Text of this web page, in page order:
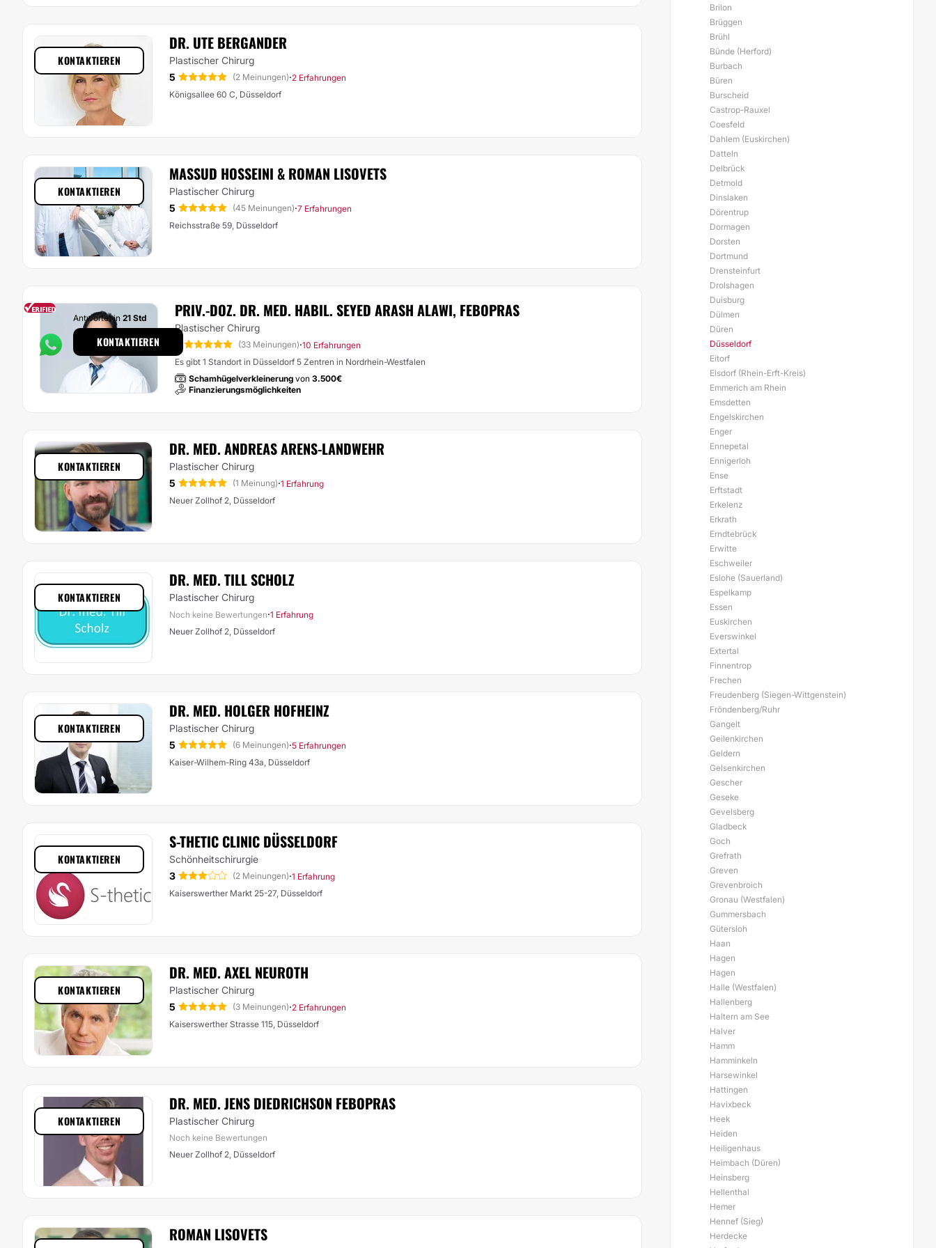
DR. UTE BERGANDER
Plastischer Chirurg
5
(2 Meinungen)·2 Erfahrungen
Königsallee 60 C, Düsseldorf
KONTAKTIEREN
MASSUD HOSSEINI & ROMAN LISOVETS
Plastischer Chirurg
5
(45 Meinungen)·7 Erfahrungen
Reichsstraße 59, Düsseldorf
KONTAKTIEREN
PRIV.-DOZ. DR. MED. HABIL. SEYED ARASH ALAWI, FEBOPRAS
Plastischer Chirurg
(33 Meinungen)·10 Erfahrungen
Es gibt 1 Standort in Düsseldorf 5 Zentren in Nordrhein-Westfalen
Schamhügelverkleinerung von 3.500€
Finanzierungsmöglichkeiten
Antwortet in 21 Std
KONTAKTIEREN
DR. MED. ANDREAS ARENS-LANDWEHR
Plastischer Chirurg
5
(1 Meinung)·1 Erfahrung
Neuer Zollhof 2, Düsseldorf
KONTAKTIEREN
DR. MED. TILL SCHOLZ
Plastischer Chirurg
Noch keine Bewertungen·1 Erfahrung
Neuer Zollhof 2, Düsseldorf
KONTAKTIEREN
DR. MED. HOLGER HOFHEINZ
Plastischer Chirurg
5
(6 Meinungen)·5 Erfahrungen
Kaiser-Wilhem-Ring 43a, Düsseldorf
KONTAKTIEREN
S-THETIC CLINIC DÜSSELDORF
Schönheitschirurgie
3
(2 Meinungen)·1 Erfahrung
Kaiserswerther Markt 25-27, Düsseldorf
KONTAKTIEREN
DR. MED. AXEL NEUROTH
Plastischer Chirurg
5
(3 Meinungen)·2 Erfahrungen
Kaiserswerther Strasse 115, Düsseldorf
KONTAKTIEREN
DR. MED. JENS DIEDRICHSON FEBOPRAS
Plastischer Chirurg
Noch keine Bewertungen
Neuer Zollhof 2, Düsseldorf
KONTAKTIEREN
ROMAN LISOVETS
Brilon
Brüggen
Brühl
Bünde (Herford)
Burbach
Büren
Burscheid
Castrop-Rauxel
Coesfeld
Dahlem (Euskirchen)
Datteln
Delbrück
Detmold
Dinslaken
Dörentrup
Dormagen
Dorsten
Dortmund
Drensteinfurt
Drolshagen
Duisburg
Dülmen
Düren
Düsseldorf
Eitorf
Elsdorf (Rhein-Erft-Kreis)
Emmerich am Rhein
Emsdetten
Engelskirchen
Enger
Ennepetal
Ennigerloh
Ense
Erftstadt
Erkelenz
Erkrath
Erndtebrück
Erwitte
Eschweiler
Eslohe (Sauerland)
Espelkamp
Essen
Euskirchen
Everswinkel
Extertal
Finnentrop
Frechen
Freudenberg (Siegen-Wittgenstein)
Fröndenberg/Ruhr
Gangelt
Geilenkirchen
Geldern
Gelsenkirchen
Gescher
Geseke
Gevelsberg
Gladbeck
Goch
Grefrath
Greven
Grevenbroich
Gronau (Westfalen)
Gummersbach
Gütersloh
Haan
Hagen
Hagen
Halle (Westfalen)
Hallenberg
Haltern am See
Halver
Hamm
Hamminkeln
Harsewinkel
Hattingen
Havixbeck
Heek
Heiden
Heiligenhaus
Heimbach (Düren)
Heinsberg
Hellenthal
Hemer
Hennef (Sieg)
Herdecke